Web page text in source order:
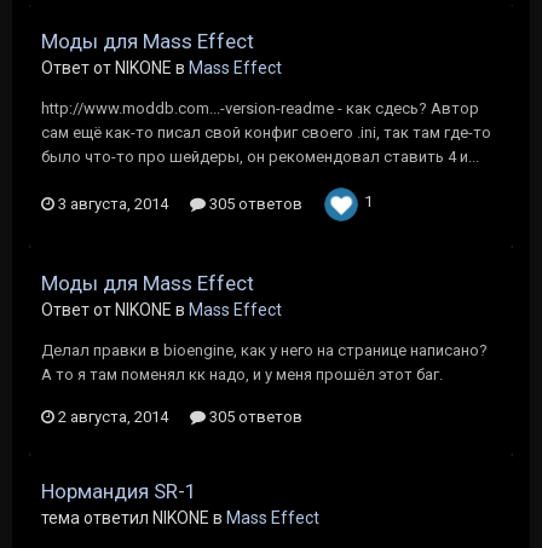
Моды для Mass Effect
Ответ от NIKONE в Mass Effect
http://www.moddb.com...-version-readme - как сдесь? Автор
сам ещё как-то писал свой конфиг своего .ini, так там где-то
было что-то про шейдеры, он рекомендовал ставить 4 и...
3 августа, 2014 305 ответов 1
Моды для Mass Effect
Ответ от NIKONE в Mass Effect
Делал правки в bioengine, как у него на странице написано?
А то я там поменял кк надо, и у меня прошёл этот баг.
2 августа, 2014 305 ответов
Нормандия SR-1
тема ответил NIKONE в Mass Effect